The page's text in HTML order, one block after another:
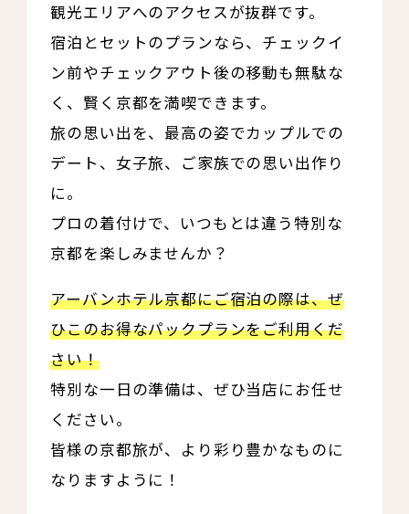
観光エリアへのアクセスが抜群です。
宿泊とセットのプランなら、チェックイ
ン前やチェックアウト後の移動も無駄な
く、賢く京都を満喫できます。
旅の思い出を、最高の姿でカップルでの
デート、女子旅、ご家族での思い出作り
に。
プロの着付けで、いつもとは違う特別な
京都を楽しみませんか？
アーバンホテル京都にご宿泊の際は、ぜ
ひこのお得なパックプランをご利用くだ
さい！
特別な一日の準備は、ぜひ当店にお任せ
ください。
皆様の京都旅が、より彩り豊かなものに
なりますように！